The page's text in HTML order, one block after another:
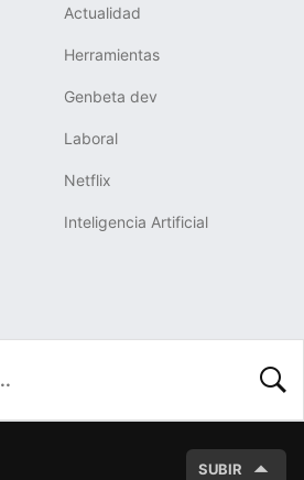
Actualidad
Herramientas
Genbeta dev
Laboral
Netflix
Inteligencia Artificial
SUBIR